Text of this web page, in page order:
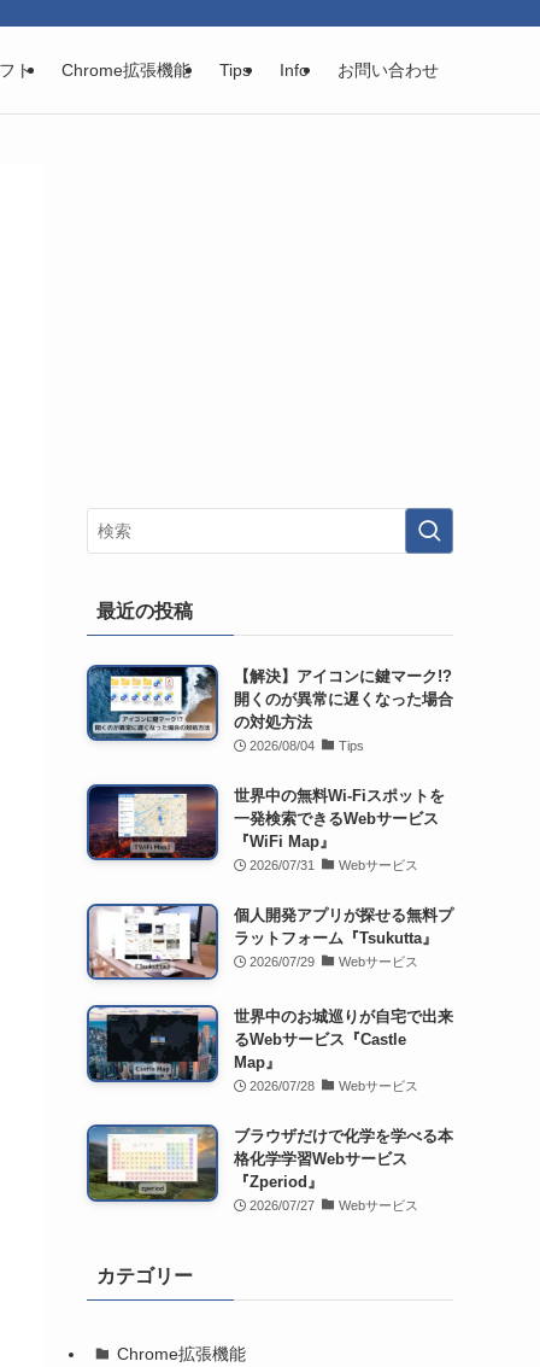
ト Chrome拡張機能 Tips Info お問い合わせ
最近の投稿
【解決】アイコンに鍵マーク!?
開くのが異常に遅くなった場合
の対処方法
2026/08/04 Tips
世界中の無料Wi-Fiスポットを
一発検索できるWebサービス
『WiFi Map』
2026/07/31 Webサービス
個人開発アプリが探せる無料プ
ラットフォーム『Tsukutta』
2026/07/29 Webサービス
世界中のお城巡りが自宅で出来
るWebサービス『Castle
Map』
2026/07/28 Webサービス
ブラウザだけで化学を学べる本
格化学学習Webサービス
『Zperiod』
2026/07/27 Webサービス
カテゴリー
Chrome拡張機能